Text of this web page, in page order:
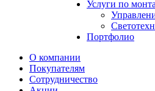
Услуги по
Портфолио
О компании
Покупателям
Сотрудничество